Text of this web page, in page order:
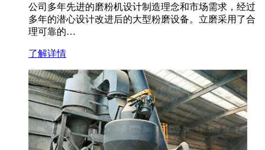
公司多年先进的磨粉机设计制造理念和市场需求，经过
多年的潜心设计改进后的大型粉磨设备。立磨采用了合
理可靠的…
了解详情